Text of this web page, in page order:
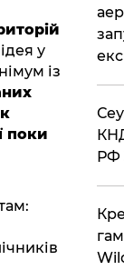
у
із
поки
РФ